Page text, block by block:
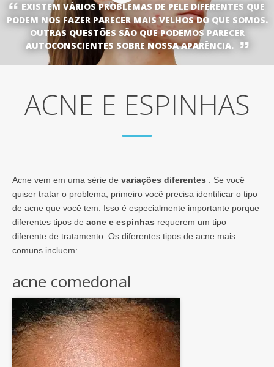
EXISTEM VÁRIOS PROBLEMAS DE PELE DIFERENTES QUE
PODEM NOS FAZER PARECER MAIS VELHOS DO QUE SOMOS.
OUTRAS QUESTÕES SÃO QUE PODEMOS PARECER
AUTOCONSCIENTES SOBRE NOSSA APARÊNCIA.
ACNE E ESPINHAS
Acne vem em uma série de variações diferentes . Se você
quiser tratar o problema, primeiro você precisa identificar o tipo
de acne que você tem. Isso é especialmente importante porque
diferentes tipos de acne e espinhas requerem um tipo
diferente de tratamento. Os diferentes tipos de acne mais
comuns incluem:
acne comedonal